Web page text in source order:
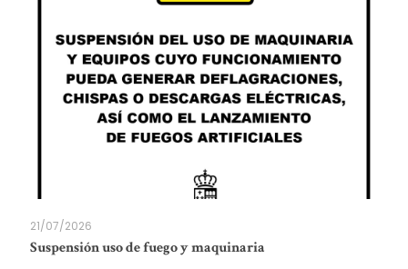
21/07/2026
Suspensión uso de fuego y maquinaria